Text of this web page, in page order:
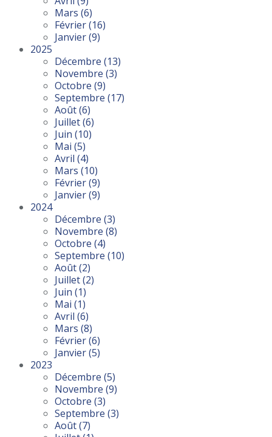
Mars (6)
Février(16)
Janvier(9)
2025
Décembre (13)
Novembre (3)
Octobre (9)
Septembre (17)
Août(6)
Juillet(6)
Juin (10)
Mai (5)
Avril (4)
Mars (10)
Février(9)
Janvier(9)
2024
Décembre (3)
Novembre (8)
Octobre (4)
Septembre (10)
Août(2)
Juillet(2)
Juin (1)
Mai (1)
Avril (6)
Mars (8)
Février(6)
Janvier(5)
2023
Décembre (5)
Novembre (9)
Octobre (3)
Septembre (3)
Août(7)